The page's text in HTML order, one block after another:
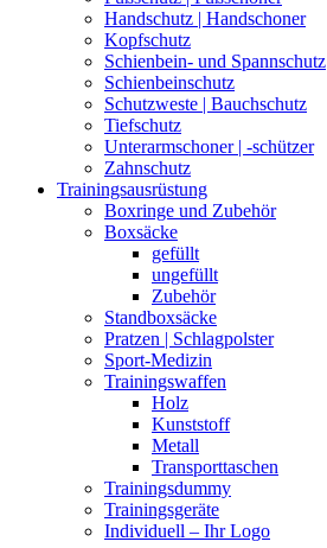
Handschutz | Handschoner
Kopfschutz
Schienbein- und Spannschutz
Schienbeinschutz
Schutzweste | Bauchschutz
Tiefschutz
Unterarmschoner | -schützer
Zahnschutz
Trainingsausrüstung
Boxringe und Zubehör
Boxsäcke
gefüllt
ungefüllt
Zubehör
Standboxsäcke
Pratzen | Schlagpolster
Sport-Medizin
Trainingswaffen
Holz
Kunststoff
Metall
Transporttaschen
Trainingsdummy
Trainingsgeräte
Individuell – Ihr Logo